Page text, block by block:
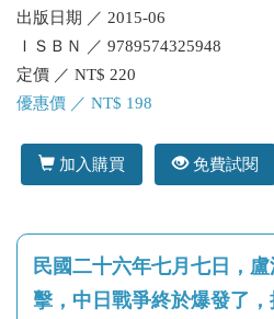
出版日期 ／ 2015-06
ＩＳＢＮ ／ 9789574325948
定價 ／ NT$ 220
優惠價 ／ NT$ 198
加入購買 免費試閱
民國二十六年七月七日，
擊，中日戰爭終於爆發了